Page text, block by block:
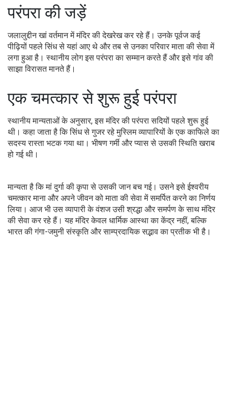
परंपरा की जड़ें
जलालुद्दीन खां वर्तमान में मंदिर की देखरेख कर रहे हैं। उनके पूर्वज कई
पीढ़ियों पहले सिंध से यहां आए थे और तब से उनका परिवार माता की सेवा में
लगा हुआ है। स्थानीय लोग इस परंपरा का सम्मान करते हैं और इसे गांव की
साझा विरासत मानते हैं।
एक चमत्कार से शुरू हुई परंपरा
स्थानीय मान्यताओं के अनुसार, इस मंदिर की परंपरा सदियों पहले शुरू हुई
थी। कहा जाता है कि सिंध से गुजर रहे मुस्लिम व्यापारियों के एक काफिले का
सदस्य रास्ता भटक गया था। भीषण गर्मी और प्यास से उसकी स्थिति खराब
हो गई थी।
मान्यता है कि मां दुर्गा की कृपा से उसकी जान बच गई। उसने इसे ईश्वरीय
चमत्कार माना और अपने जीवन को माता की सेवा में समर्पित करने का निर्णय
लिया। आज भी उस व्यापारी के वंशज उसी श्रद्धा और समर्पण के साथ मंदिर
की सेवा कर रहे हैं। यह मंदिर केवल धार्मिक आस्था का केंद्र नहीं, बल्कि
भारत की गंगा-जमुनी संस्कृति और साम्प्रदायिक सद्भाव का प्रतीक भी है।